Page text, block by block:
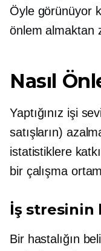
Öyle görünüyor
önlem almaktan
Nasıl
Yaptığınız işi
satışların)
istatistiklere
bir çalışma
İş
Bir hastalığın